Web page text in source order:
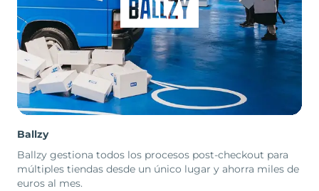
Ballzy
Ballzy gestiona todos los procesos post-checkout para
múltiples tiendas desde un único lugar y ahorra miles de
euros al mes.